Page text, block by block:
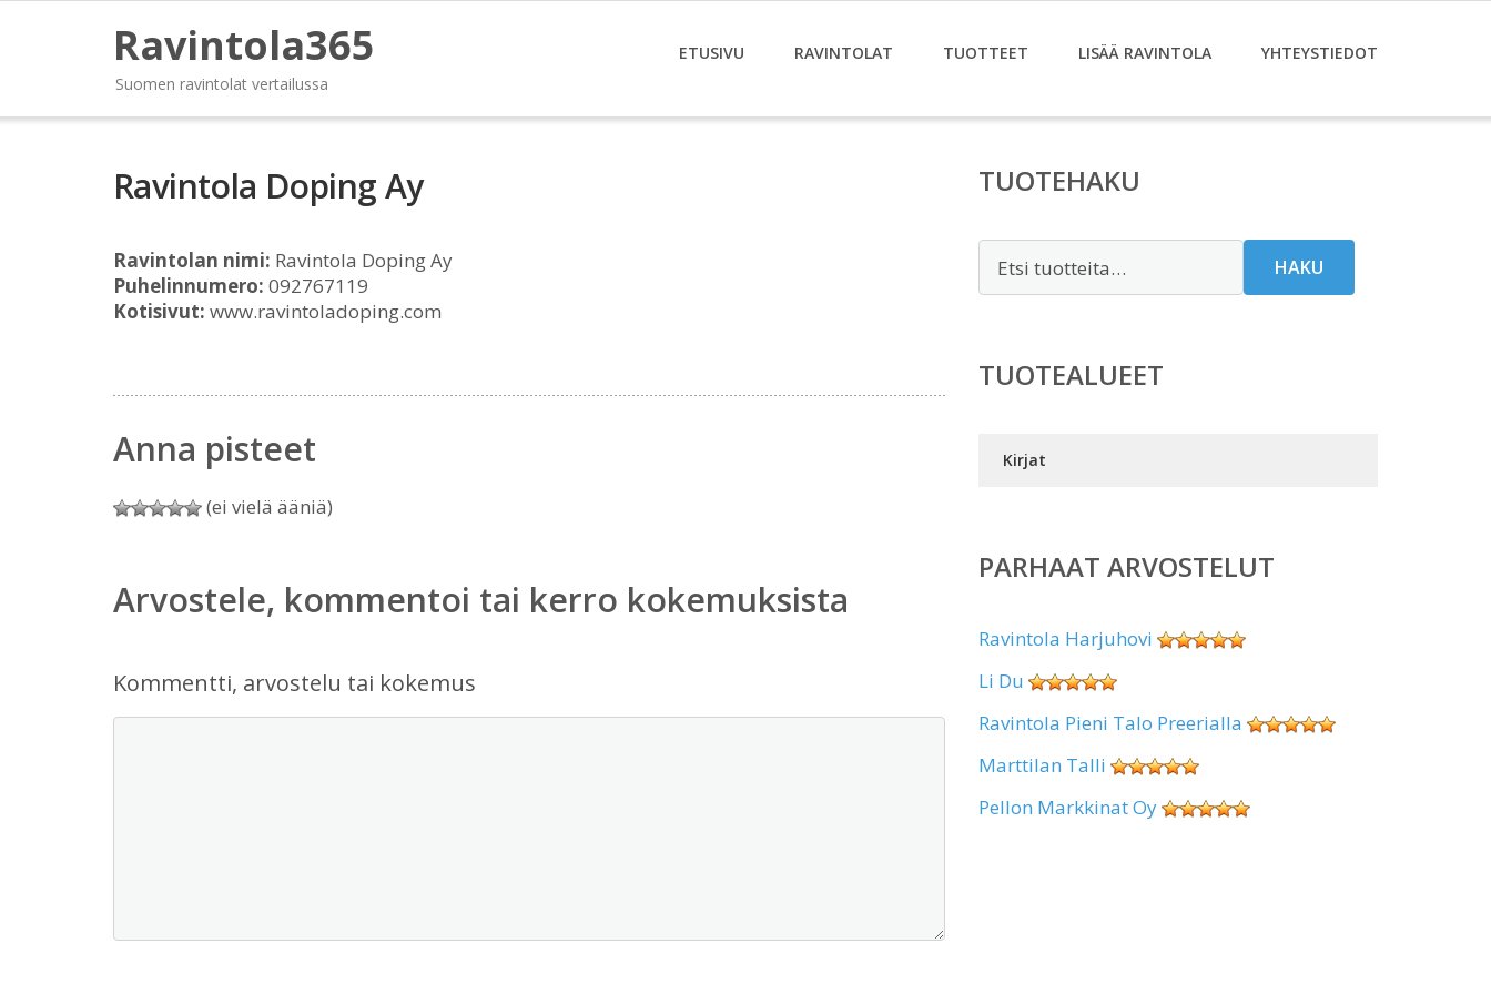
Ravintola365
Suomen ravintolat vertailussa
ETUSIVU RAVINTOLAT TUOTTEET LISÄÄ RAVINTOLA YHTEYSTIEDOT
Ravintola Doping Ay
Ravintolan nimi: Ravintola Doping Ay
Puhelinnumero: 092767119
Kotisivut: www.ravintoladoping.com
Anna pisteet
(ei vielä ääniä)
Arvostele, kommentoi tai kerro kokemuksista
Kommentti, arvostelu tai kokemus
TUOTEHAKU
HAKU
TUOTEALUEET
Kirjat
PARHAAT ARVOSTELUT
Ravintola Harjuhovi
Li Du
Ravintola Pieni Talo Preerialla
Marttilan Talli
Pellon Markkinat Oy